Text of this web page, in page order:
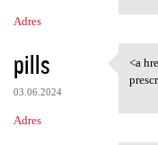
Adres
pills
03.06.2024
Adres
<a
<a